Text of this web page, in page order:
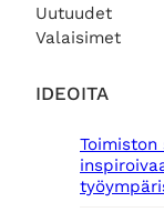
Uutuudet
Valaisimet
IDEOITA